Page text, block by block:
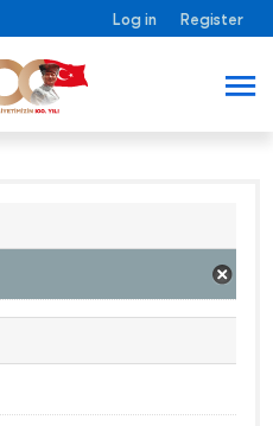
Log in Register